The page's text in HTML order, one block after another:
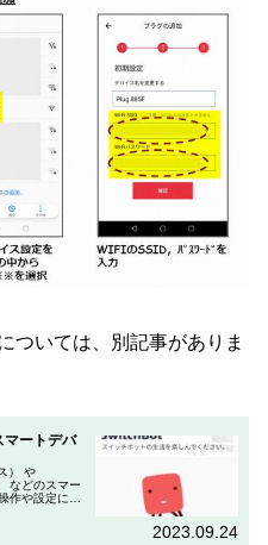
ついては、別記事がありま
ートデバ
） や
などのスマー
作や設定に使
2023.09.24